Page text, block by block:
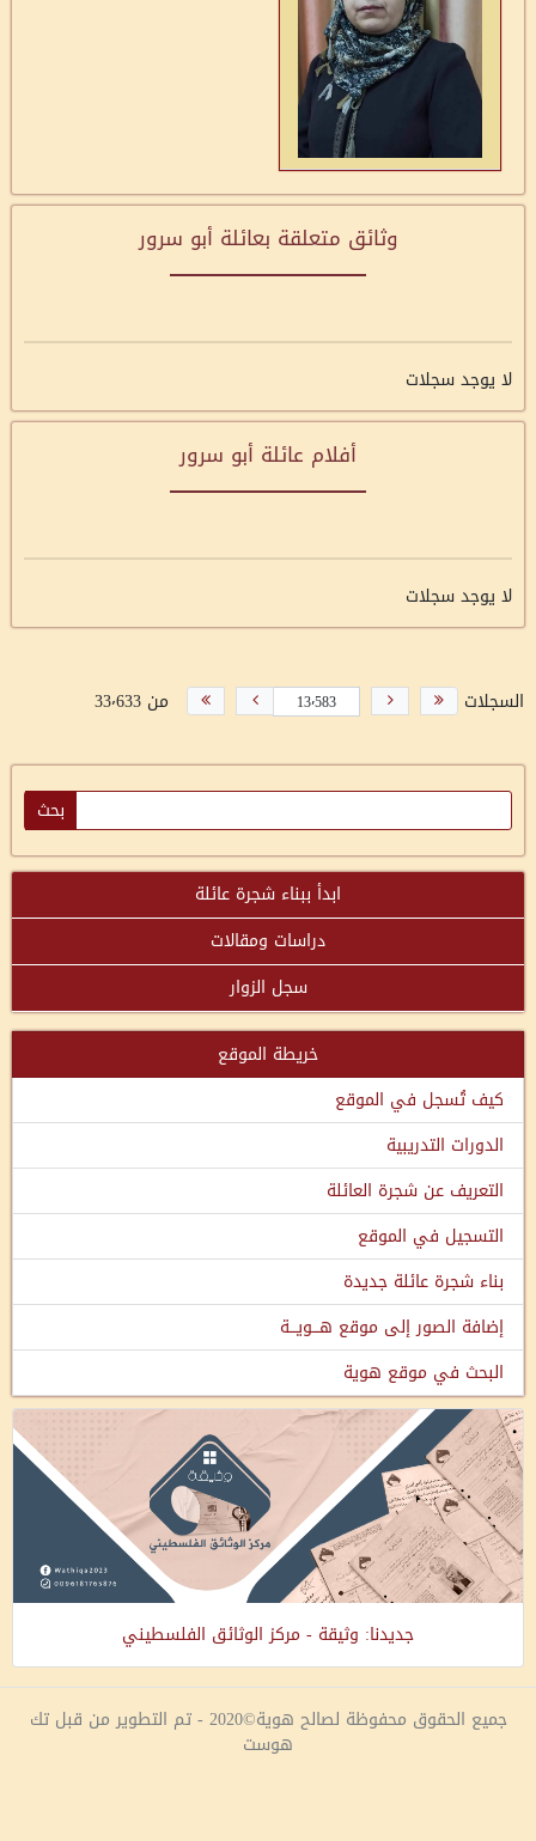
وثائق متعلقة بعائلة أبو سرور
لا يوجد سجلات
أفلام عائلة أبو سرور
لا يوجد سجلات
السجلات من 33٬633
ابدأ ببناء شجرة عائلة
دراسات ومقالات
سجل الزوار
خريطة الموقع
كيف تُسجل في الموقع
الدورات التدريبية
التعريف عن شجرة العائلة
التسجيل في الموقع
بناء شجرة عائلة جديدة
إضافة الصور إلى موقع هـــويـــة
البحث في موقع هوية
جديدنا: وثيقة - مركز الوثائق الفلسطيني
جميع الحقوق محفوظة لصالح هوية©2020 - تم التطوير من قبل تك
هوست